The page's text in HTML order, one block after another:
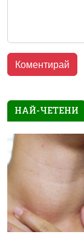
НАЙ-ЧЕТЕНИ